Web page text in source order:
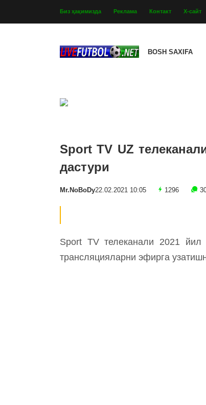
Биз ҳақимизда Реклама Контакт Х-сайт
BOSH SAXIFA
Sport TV UZ
дастури
Mr.NoBoDy22.02.2021 10:05 1296
Sport TV телеканали 2021
трансляцияларни эфирга